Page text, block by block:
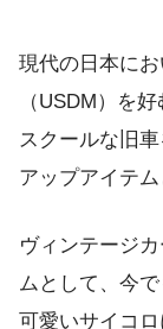
現代の日本に
（USDM）を
スクールな旧
アップアイテム
ヴィンテージ
ムとして、今
可愛いサイコ